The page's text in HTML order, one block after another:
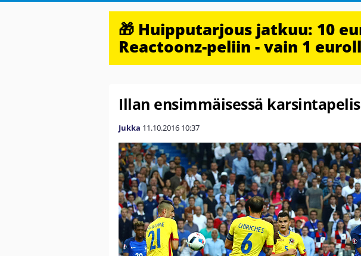
🎁 Huipputarjous jatkuu: 10
Reactoonz-peliin - vain 1
Illan ensimmäisessä
Jukka 11.10.2016 10:37